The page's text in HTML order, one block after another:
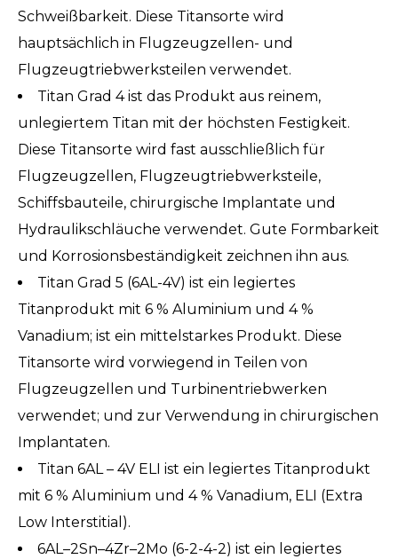
Schweißbarkeit. Diese Titansorte wird
hauptsächlich in Flugzeugzellen- und
Flugzeugtriebwerksteilen verwendet.
Titan Grad 4 ist das Produkt aus reinem,
unlegiertem Titan mit der höchsten Festigkeit.
Diese Titansorte wird fast ausschließlich für
Flugzeugzellen, Flugzeugtriebwerksteile,
Schiffsbauteile, chirurgische Implantate und
Hydraulikschläuche verwendet. Gute Formbarkeit
und Korrosionsbeständigkeit zeichnen ihn aus.
Titan Grad 5 (6AL-4V) ist ein legiertes
Titanprodukt mit 6 % Aluminium und 4 %
Vanadium; ist ein mittelstarkes Produkt. Diese
Titansorte wird vorwiegend in Teilen von
Flugzeugzellen und Turbinentriebwerken
verwendet; und zur Verwendung in chirurgischen
Implantaten.
Titan 6AL – 4V ELI ist ein legiertes Titanprodukt
mit 6 % Aluminium und 4 % Vanadium, ELI (Extra
Low Interstitial).
6AL–2Sn–4Zr–2Mo (6-2-4-2) ist ein legiertes